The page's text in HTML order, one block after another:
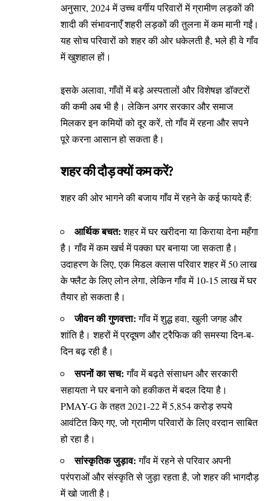
अनुसार, 2024 में उच्च वर्गीय परिवारों में ग्रामीण लड़कों की
शादी की संभावनाएँ शहरी लड़कों की तुलना में कम मानी गईं।
यह सोच परिवारों को शहर की ओर धकेलती है, भले ही वे गाँव
में खुशहाल हों।
इसके अलावा, गाँवों में बड़े अस्पतालों और विशेषज्ञ डॉक्टरों
की कमी अब भी है। लेकिन अगर सरकार और समाज
मिलकर इन कमियों को दूर करें, तो गाँव में रहना और सपने
पूरे करना आसान हो सकता है।
शहर की दौड़ क्यों कम करें?
शहर की ओर भागने की बजाय गाँव में रहने के कई फायदे हैं:
आर्थिक बचत:शहर में घर खरीदना या किराया देना महँगा
है। गाँव में कम खर्च में पक्का घर बनाया जा सकता है।
उदाहरण के लिए, एक मिडल क्लास परिवार शहर में 50 लाख
के फ्लैट के लिए लोन लेगा, लेकिन गाँव में 10-15 लाख में घर
तैयार हो सकता है।
जीवन की गुणवत्ता:गाँव में शुद्ध हवा, खुली जगह और
शांति है। शहरों में प्रदूषण और ट्रैफिक की समस्या दिन-ब-
दिन बढ़ रही है।
सपनों का सच:गाँव में बढ़ते संसाधन और सरकारी
सहायता ने घर बनाने को हकीकत में बदल दिया है।
PMAY-G के तहत 2021-22 में 5,854 करोड़ रुपये
आवंटित किए गए, जो ग्रामीण परिवारों के लिए वरदान साबित
हो रहा है।
सांस्कृतिक जुड़ाव:गाँव में रहने से परिवार अपनी
परंपराओं और संस्कृति से जुड़ा रहता है, जो शहर की भागदौड़
में खो जाती है।